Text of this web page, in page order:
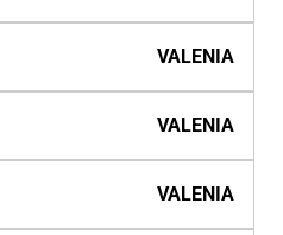
VALENIA
VALENIA
VALENIA